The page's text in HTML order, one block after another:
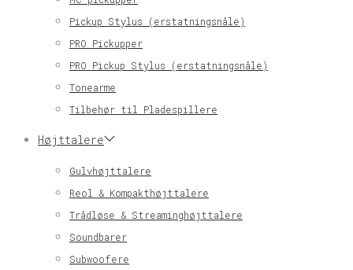
Pickup Stylus (erstatningsnåle)
PRO Pickupper
PRO Pickup Stylus (erstatningsnåle)
Tonearme
Tilbehør til Pladespillere
Højttalere
Gulvhøjttalere
Reol & Kompakthøjttalere
Trådløse & Streaminghøjttalere
Soundbarer
Subwoofere